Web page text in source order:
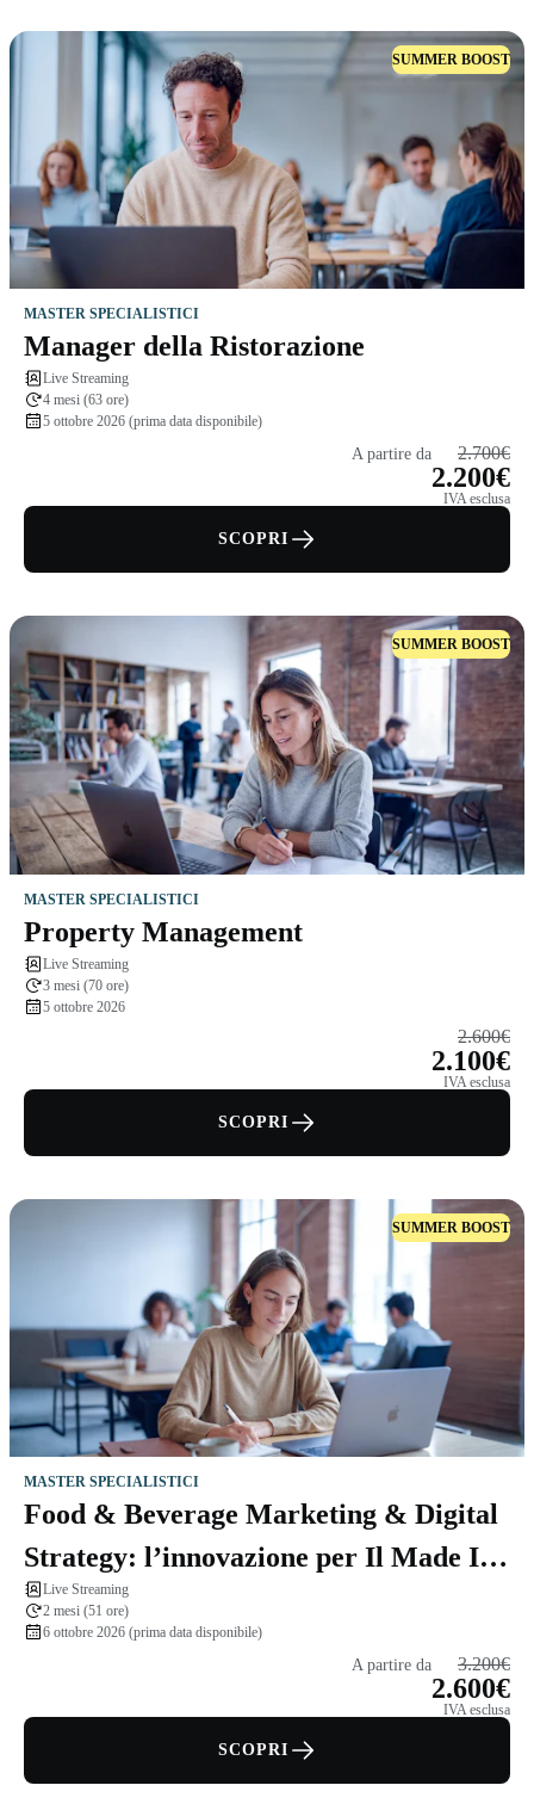
SUMMER BOOST
MASTER SPECIALISTICI
Manager della Ristorazione
Live Streaming
4 mesi (63 ore)
5 ottobre 2026 (prima data disponibile)
A partire da 2.700€
2.200€
IVA esclusa
SCOPRI
SUMMER BOOST
MASTER SPECIALISTICI
Property Management
Live Streaming
3 mesi (70 ore)
5 ottobre 2026
2.600€
2.100€
IVA esclusa
SCOPRI
SUMMER BOOST
MASTER SPECIALISTICI
Food & Beverage Marketing & Digital
Strategy: l’innovazione per Il Made In
Italy
Live Streaming
2 mesi (51 ore)
6 ottobre 2026 (prima data disponibile)
A partire da 3.200€
2.600€
IVA esclusa
SCOPRI